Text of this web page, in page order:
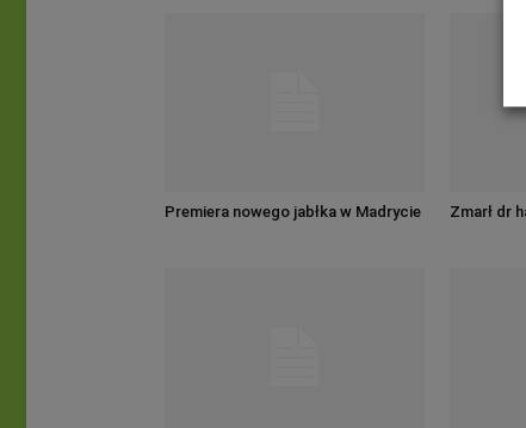
Premiera nowego jabłka w Madrycie Zmarł dr